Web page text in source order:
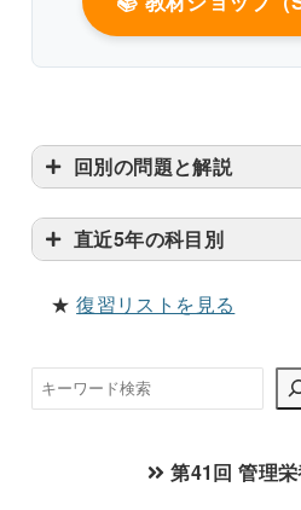
回別の問題と解説
直近5年の科目別
★復習リストを見る
検
索
第41回 管理